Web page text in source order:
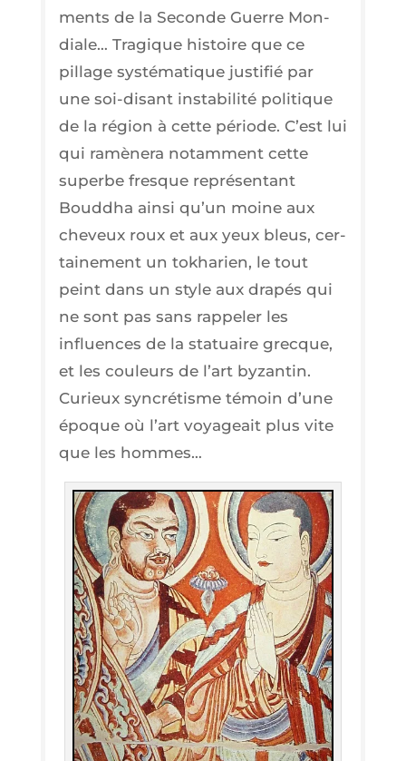
ments de la Seconde Guerre Mon­
diale… Tra­gique his­toire que ce
pillage sys­té­ma­tique jus­ti­fié par
une soi-disant insta­bi­li­té poli­tique
de la région à cette période. C’est lui
qui ramè­ne­ra notam­ment cette
superbe fresque repré­sen­tant
Boud­dha ain­si qu’un moine aux
che­veux roux et aux yeux bleus, cer­
tai­ne­ment un tokha­rien, le tout
peint dans un style aux dra­pés qui
ne sont pas sans rap­pe­ler les
influences de la sta­tuaire grecque,
et les cou­leurs de l’art byzan­tin.
Curieux syn­cré­tisme témoin d’une
époque où l’art voya­geait plus vite
que les hommes…